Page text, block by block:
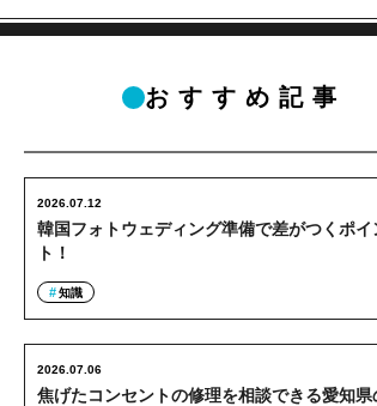
おすすめ記事
韓国フォトウェディング準備で差がつくポイ
ト！
2026.07.12
知識
焦げたコンセントの修理を相談できる愛知県
2026.07.06